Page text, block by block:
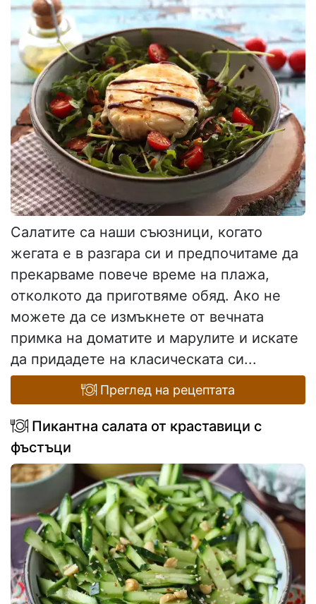
Салатите са наши съюзници, когато
жегата е в разгара си и предпочитаме да
прекарваме повече време на плажа,
отколкото да приготвяме обяд. Ако не
можете да се измъкнете от вечната
примка на доматите и марулите и искате
да придадете на класическата си...
Преглед на рецептата
Пикантна салата от краставици с
фъстъци